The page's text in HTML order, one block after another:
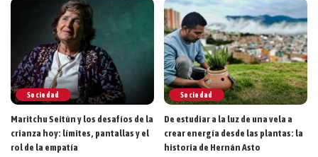
Sociedad
Maritchu Seitún y los desafíos de la
crianza hoy: límites, pantallas y el
rol de la empatía
Sociedad
De estudiar a la luz de una vela a
crear energía desde las plantas: la
historia de Hernán Asto